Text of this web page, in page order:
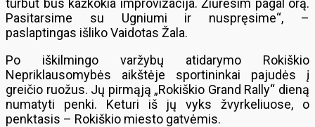
turbūt bus kažkokia improvizacija. Žiūrėsim pagal orą.
Pasitarsime su Ugniumi ir nuspręsime“, –
paslaptingas išliko Vaidotas Žala.
Po iškilmingo varžybų atidarymo Rokiškio
Nepriklausomybės aikštėje sportininkai pajudės į
greičio ruožus. Jų pirmąją „Rokiškio Grand Rally“ dieną
numatyti penki. Keturi iš jų vyks žvyrkeliuose, o
penktasis – Rokiškio miesto gatvėmis.